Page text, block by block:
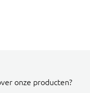
onze producten?